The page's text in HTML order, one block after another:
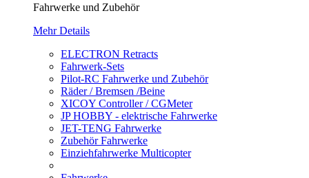
Fahrwerke und Zubehör
Mehr Details
ELECTRON Retracts
Fahrwerk-Sets
Pilot-RC Fahrwerke und Zubehör
Räder / Bremsen /Beine
XICOY Controller / CGMeter
JP HOBBY - elektrische Fahrwerke
JET-TENG Fahrwerke
Zubehör Fahrwerke
Einziehfahrwerke Multicopter